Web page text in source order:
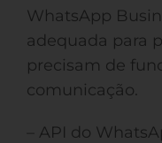
WhatsApp
adequada para
precisam de
comunicação.
– API do